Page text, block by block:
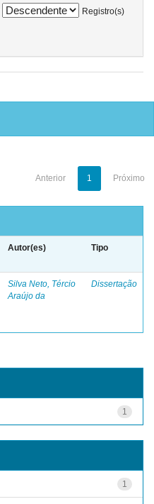
Registro(s)
Anterior 1 Próximo
Autor(es) Tipo
Silva Neto, Tércio
Araújo da
Dissertação
1
1